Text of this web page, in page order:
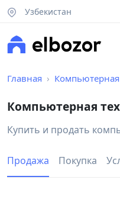
Узбекистан
Главная
Компьютерная
Купить и продать
Продажа Покупка